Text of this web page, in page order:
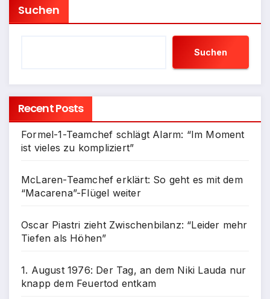
Suchen
Suchen
Recent Posts
Formel-1-Teamchef schlägt Alarm: “Im Moment
ist vieles zu kompliziert”
McLaren-Teamchef erklärt: So geht es mit dem
“Macarena”-Flügel weiter
Oscar Piastri zieht Zwischenbilanz: “Leider mehr
Tiefen als Höhen”
1. August 1976: Der Tag, an dem Niki Lauda nur
knapp dem Feuertod entkam